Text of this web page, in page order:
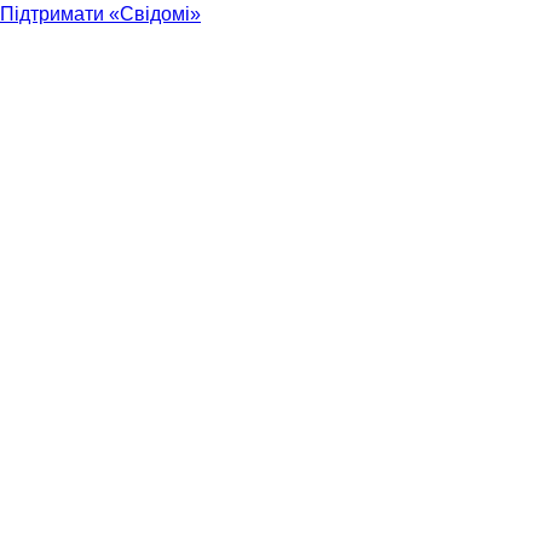
Підтримати «Свідомі»